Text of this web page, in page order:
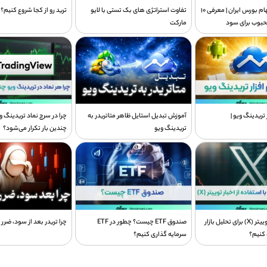
بهترین سبد سهام بورس ایران | معرفی ۱۰
برای سود
تفاوت استراتژی های بک تستی با لایو
مارکت
ترید رو از کجا شروع کنیم؟
تریدینگ ویو |
آموزش تبدیل استایل ظاهر متاتریدر به
تریدینگ ویو
چرا در سرچ نماد تریدینگ
چندین بار تکرار می‌شود؟
چطور از اخبار توییتر (X) برای تحلیل بازار
کنیم؟
صندوق ETF چیست؟ چطور در ETF
سرمایه گذاری کنیم؟
چرا تریدر بعد از سود،